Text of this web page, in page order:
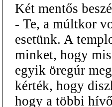
Két mentős
- Te, a múltkor
esetünk. A
minket, hogy
egyik öregúr
kérték, hogy
hogy a többi